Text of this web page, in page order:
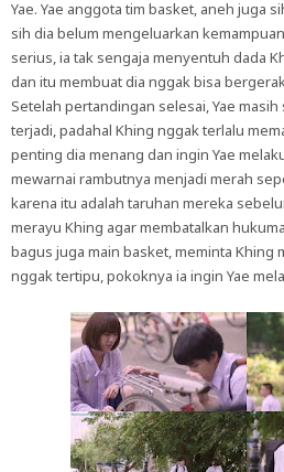
Yae. Yae anggota tim basket, aneh juga
sih dia belum mengeluarkan
serius, ia tak sengaja menyentuh dada
dan itu membuat dia nggak bisa
Setelah pertandingan selesai, Yae
terjadi, padahal Khing nggak terlalu
penting dia menang dan ingin Yae
mewarnai rambutnya menjadi merah
karena itu adalah taruhan mereka
merayu Khing agar membatalkan
bagus juga main basket, meminta Khing
nggak tertipu, pokoknya ia ingin Yae